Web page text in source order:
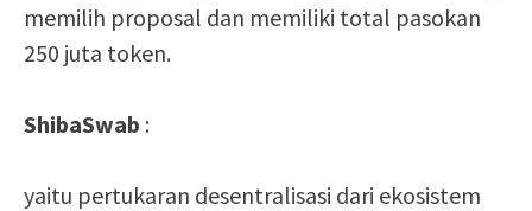
memilih proposal dan memiliki total pasokan
250 juta token.
ShibaSwab :
yaitu pertukaran desentralisasi dari ekosistem